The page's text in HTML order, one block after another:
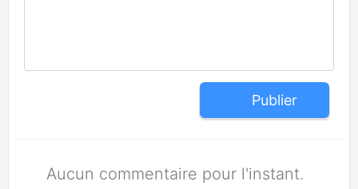
Publier
Aucun commentaire pour l'instant.